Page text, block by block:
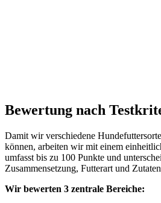
Bewertung nach
Damit wir verschiedene
können, arbeiten wir mit einem
umfasst bis zu 100 Punkte und
Zusammensetzung, Futterart und
Wir bewerten 3 zentrale Bereiche: